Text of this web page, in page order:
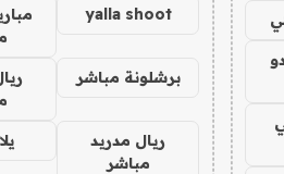
yalla shoot
برشلونة مباشر
ريال مدريد
مباشر